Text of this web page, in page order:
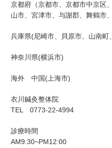
京都府（京都市、京都市中京区
山市、宮津市、与謝郡、舞鶴市
兵庫県(尼崎市、貝原市、山南町
神奈川県(横浜市)
海外 中国(上海市)
衣川鍼灸整体院
TEL 0773-22-4994
診療時間
AM9:30~PM12:00